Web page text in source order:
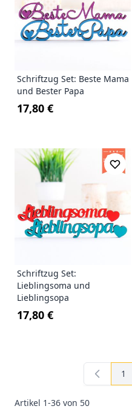
Schriftzug Set: Beste Mama
und Bester Papa
17,80 €
Schriftzug Set:
Lieblingsoma und
Lieblingsopa
17,80 €
Artikel 1-36 von 50
1